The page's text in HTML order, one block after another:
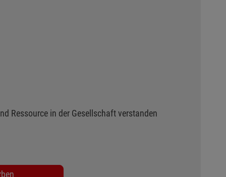
Ressource in der Gesellschaft verstanden